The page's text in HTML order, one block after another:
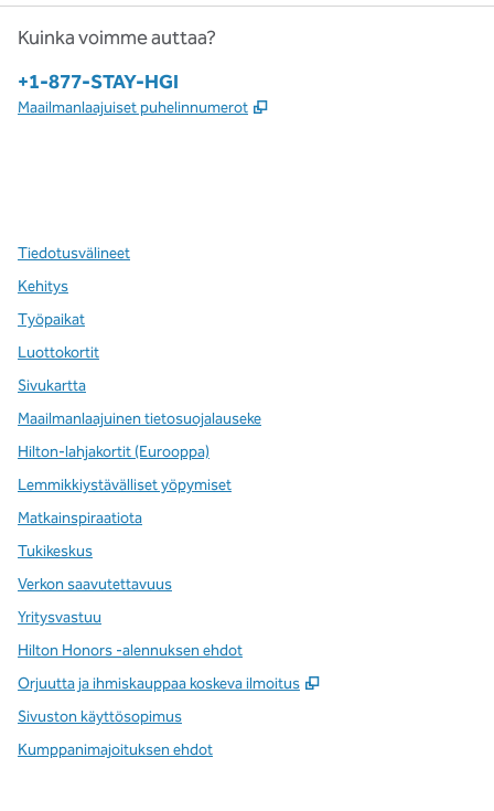
Kuinka voimme auttaa?
Puhelin:
+1-877-STAY-HGI
Maailmanlaajuiset puhelinnumerot ,
Tiedotusvälineet
Kehitys
Työpaikat
Luottokortit
Sivukartta
Maailmanlaajuinen tietosuojalauseke
Hilton-lahjakortit (Eurooppa)
Lemmikkiystävälliset yöpymiset
Matkainspiraatiota
Tukikeskus
Verkon saavutettavuus
Yritysvastuu
Hilton Honors -alennuksen ehdot
Orjuutta ja ihmiskauppaa koskeva ilmoitus
,
Sivuston käyttösopimus
Kumppanimajoituksen ehdot